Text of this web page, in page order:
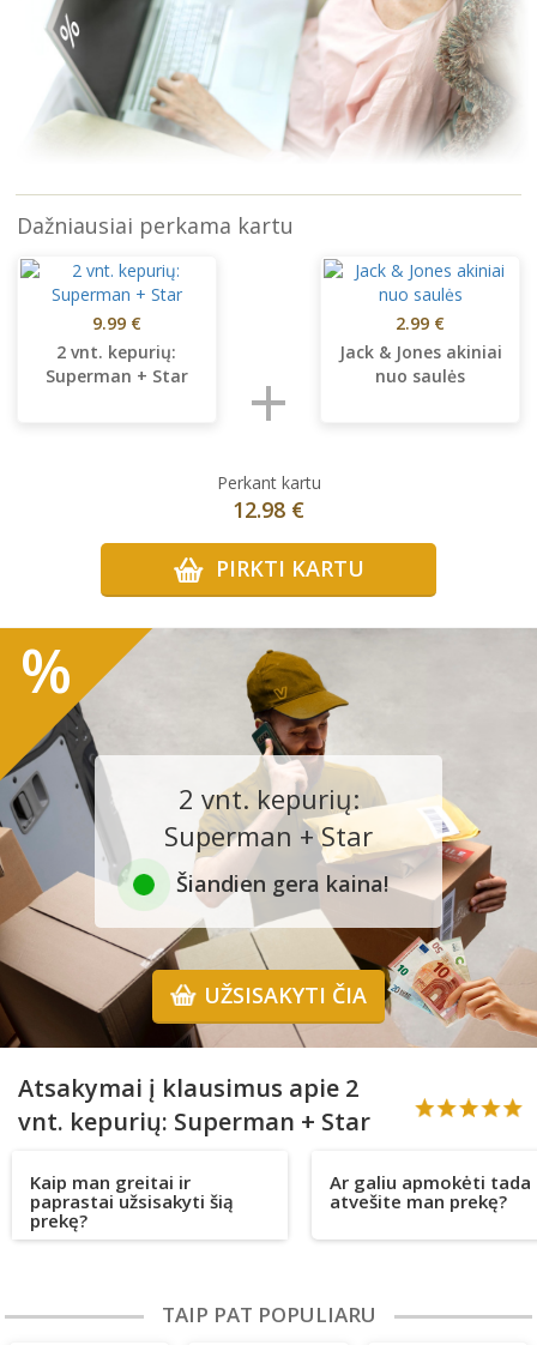
Dažniausiai perkama kartu
9.99 €
2 vnt. kepurių:
Superman + Star
+
2.99 €
Jack & Jones akiniai
nuo saulės
Perkant kartu
12.98 €
PIRKTI KARTU
2 vnt. kepurių:
Superman + Star
Šiandien gera kaina!
UŽSISAKYTI ČIA
%
Atsakymai į klausimus apie 2
vnt. kepurių: Superman + Star
Kaip man greitai ir
paprastai užsisakyti šią
prekę?
Ar galiu apmokėti tada
atvešite man prekę?
TAIP PAT POPULIARU